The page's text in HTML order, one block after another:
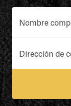
Nombre
Dirección de